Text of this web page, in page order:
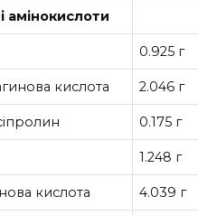
амінокислоти
0.925 г
кислота 2.046 г
0.175 г
1.248 г
кислота 4.039 г